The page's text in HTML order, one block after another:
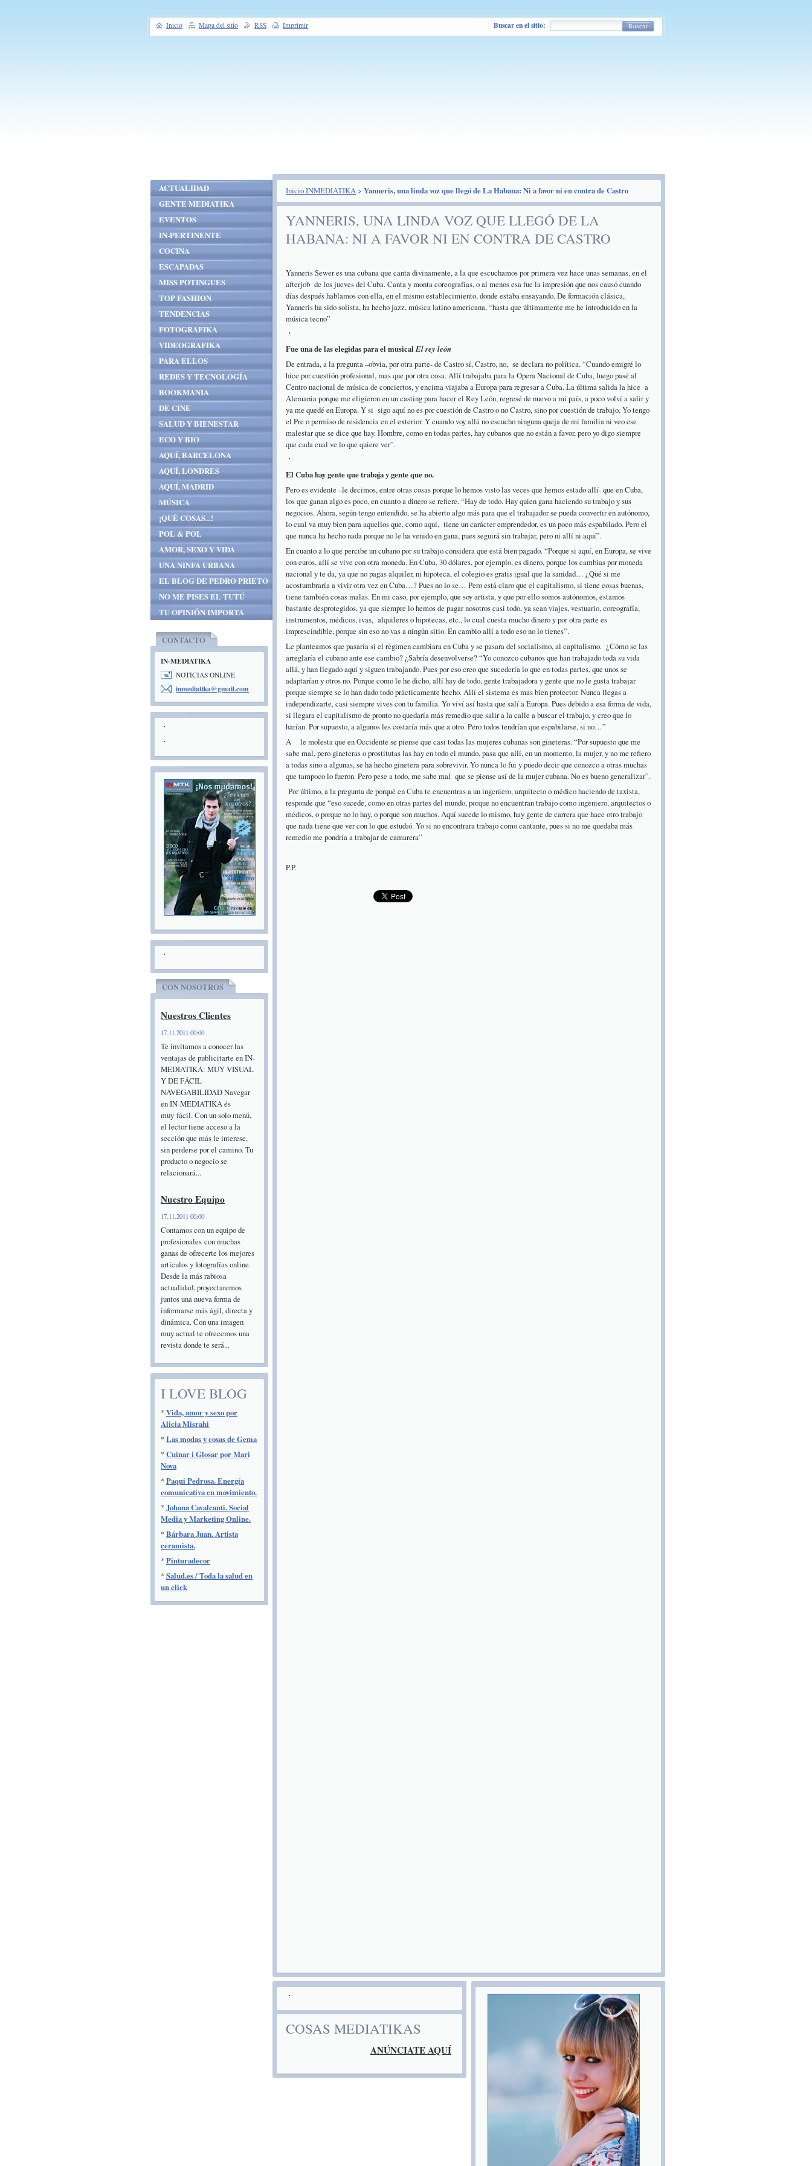
Inicio INMEDIATIKA> Yanneris, una linda voz que llegó de La Habana: Ni a favor ni en contra de Castro
YANNERIS, UNA LINDA VOZ QUE LLEGÓ DE LA
HABANA: NI A FAVOR NI EN CONTRA DE CASTRO
Yanneris Sewer es una cubana que canta divinamente, a la que escuchamos por primera vez hace unas semanas, en el
afterjob de los jueves del Cuba. Canta y monta coreografías, o al menos esa fue la impresión que nos causó cuando
días después hablamos con ella, en el mismo establecimiento, donde estaba ensayando. De formación clásica,
Yanneris ha sido solista, ha hecho jazz, música latino americana, “hasta que últimamente me he introducido en la
música tecno”
Fue una de las elegidas para el musicalEl rey león
De entrada, a la pregunta –obvia, por otra parte- de Castro sí, Castro, no, se declara no política. “Cuando emigré lo
hice por cuestión profesional, mas que por otra cosa. Allí trabajaba para la Opera Nacional de Cuba, luego pasé al
Centro nacional de música de conciertos, y encima viajaba a Europa para regresar a Cuba. La última salida la hice a
Alemania porque me eligieron en un casting para hacer el Rey León, regresé de nuevo a mi país, a poco volví a salir y
ya me quedé en Europa. Y si sigo aquí no es por cuestión de Castro o no Castro, sino por cuestión de trabajo. Yo tengo
el Pre o permiso de residencia en el exterior. Y cuando voy allá no escucho ninguna queja de mi familia ni veo ese
malestar que se dice que hay. Hombre, como en todas partes, hay cubanos que no están a favor, pero yo digo siempre
que cada cual ve lo que quiere ver”.
El Cuba hay gente que trabaja y gente que no.
Pero es evidente –le decimos, entre otras cosas porque lo hemos visto las veces que hemos estado allí- que en Cuba,
los que ganan algo es poco, en cuanto a dinero se refiere. “Hay de todo. Hay quien gana haciendo su trabajo y sus
negocios. Ahora, según tengo entendido, se ha abierto algo más para que el trabajador se pueda convertir en autónomo,
lo cual va muy bien para aquellos que, como aquí, tiene un carácter emprendedor, es un poco más espabilado. Pero el
que nunca ha hecho nada porque no le ha venido en gana, pues seguirá sin trabajar, pero ni allí ni aquí”.
En cuanto a lo que percibe un cubano por su trabajo considera que está bien pagado. “Porque si aquí, en Europa, se vive
con euros, allí se vive con otra moneda. En Cuba, 30 dólares, por ejemplo, es dinero, porque los cambias por moneda
nacional y te da, ya que no pagas alquiler, ni hipoteca, el colegio es gratis igual que la sanidad… ¿Qué si me
acostumbraría a vivir otra vez en Cuba…? Pues no lo se… Pero está claro que el capitalismo, si tiene cosas buenas,
tiene también cosas malas. En mi caso, por ejemplo, que soy artista, y que por ello somos autónomos, estamos
bastante desprotegidos, ya que siempre lo hemos de pagar nosotros casi todo, ya sean viajes, vestuario, coreografía,
instrumentos, médicos, ivas, alquileres o hipotecas, etc., lo cual cuesta mucho dinero y por otra parte es
imprescindible, porque sin eso no vas a ningún sitio. En cambio allí a todo eso no lo tienes”.
Le planteamos que pasaría si el régimen cambiara en Cuba y se pasara del socialismo, al capitalismo. ¿Cómo se las
arreglaría el cubano ante ese cambio? ¿Sabría desenvolverse? “Yo conozco cubanos que han trabajado toda su vida
allá, y han llegado aquí y siguen trabajando. Pues por eso creo que sucedería lo que en todas partes, que unos se
adaptarían y otros no. Porque como le he dicho, allí hay de todo, gente trabajadora y gente que no le gusta trabajar
porque siempre se lo han dado todo prácticamente hecho. Allí el sistema es mas bien protector. Nunca llegas a
independizarte, casi siempre vives con tu familia. Yo viví así hasta que salí a Europa. Pues debido a esa forma de vida,
si llegara el capitalismo de pronto no quedaría más remedio que salir a la calle a buscar el trabajo, y creo que lo
harían. Por supuesto, a algunos les costaría más que a otro. Pero todos tendrían que espabilarse, si no…”
A le molesta que en Occidente se piense que casi todas las mujeres cubanas son gineteras. “Por supuesto que me
sabe mal, pero gineteras o prostitutas las hay en todo el mundo, pasa que allí, en un momento, la mujer, y no me refiero
a todas sino a algunas, se ha hecho ginetera para sobrevivir. Yo nunca lo fui y puedo decir que conozco a otras muchas
que tampoco lo fueron. Pero pese a todo, me sabe mal que se piense así de la mujer cubana. No es bueno generalizar”.
Por último, a la pregunta de porqué en Cuba te encuentras a un ingeniero, arquitecto o médico haciendo de taxista,
responde que “eso sucede, como en otras partes del mundo, porque no encuentran trabajo como ingeniero, arquitectos o
médicos, o porque no lo hay, o porque son muchos. Aquí sucede lo mismo, hay gente de carrera que hace otro trabajo
que nada tiene que ver con lo que estudió. Yo si no encontrara trabajo como cantante, pues si no me quedaba más
remedio me pondría a trabajar de camarera”
P.P.
COSAS MEDIATIKAS
ANÚNCIATE AQUÍ
ACTUALIDAD
GENTE MEDIATIKA
EVENTOS
IN-PERTINENTE
COCINA
ESCAPADAS
MISS POTINGUES
TOP FASHION
TENDENCIAS
FOTOGRAFIKA
VIDEOGRAFIKA
PARA ELLOS
REDES Y TECNOLOGÍA
BOOKMANIA
DE CINE
SALUD Y BIENESTAR
ECO Y BIO
AQUÍ, BARCELONA
AQUÍ, LONDRES
AQUÍ, MADRID
MÚSICA
¡QUÉ COSAS...!
POL & POL
AMOR, SEXO Y VIDA
UNA NINFA URBANA
EL BLOG DE PEDRO PRIETO
NO ME PISES EL TUTÚ
TU OPINIÓN IMPORTA
CONTACTO
IN-MEDIATIKA
NOTICIAS ONLINE
inmediatika@gmail.com
CON NOSOTROS
Nuestros Clientes
17.11.2011 00:00
Te invitamos a conocer las
ventajas de publicitarte en IN-
MEDIATIKA: MUY VISUAL
Y DE FÁCIL
NAVEGABILIDAD Navegar
en IN-MEDIATIKA és
muy fácil. Con un solo menú,
el lector tiene acceso a la
sección que más le interese,
sin perderse por el camino. Tu
producto o negocio se
relacionará...
Nuestro Equipo
17.11.2011 00:00
Contamos con un equipo de
profesionales con muchas
ganas de ofrecerte los mejores
artículos y fotografías online.
Desde la más rabiosa
actualidad, proyectaremos
juntos una nueva forma de
informarse más ágil, directa y
dinámica. Con una imagen
muy actual te ofrecemos una
revista donde te será...
I LOVE BLOG
*Vida, amor y sexo por
Alicia Misrahi
*Las modas y cosas de Gema
*Cuinar i Glosar por Mari
Nova
*Paqui Pedrosa. Energía
comunicativa en movimiento.
*Johana Cavalcanti. Social
Media y Marketing Online.
*Bárbara Juan. Artista
ceramista.
*Pinturadecor
*Salud.es / Toda la salud en
un click
Inicio Mapa del sitio RSS Imprimir Buscar en el sitio: Buscar